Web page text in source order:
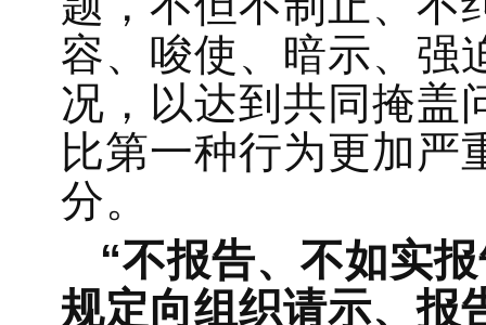
容、唆使、暗示、强
况，以达到共同掩盖
比第一种行为更加严
分。
“不报告、不如实
规定向组织请示、报